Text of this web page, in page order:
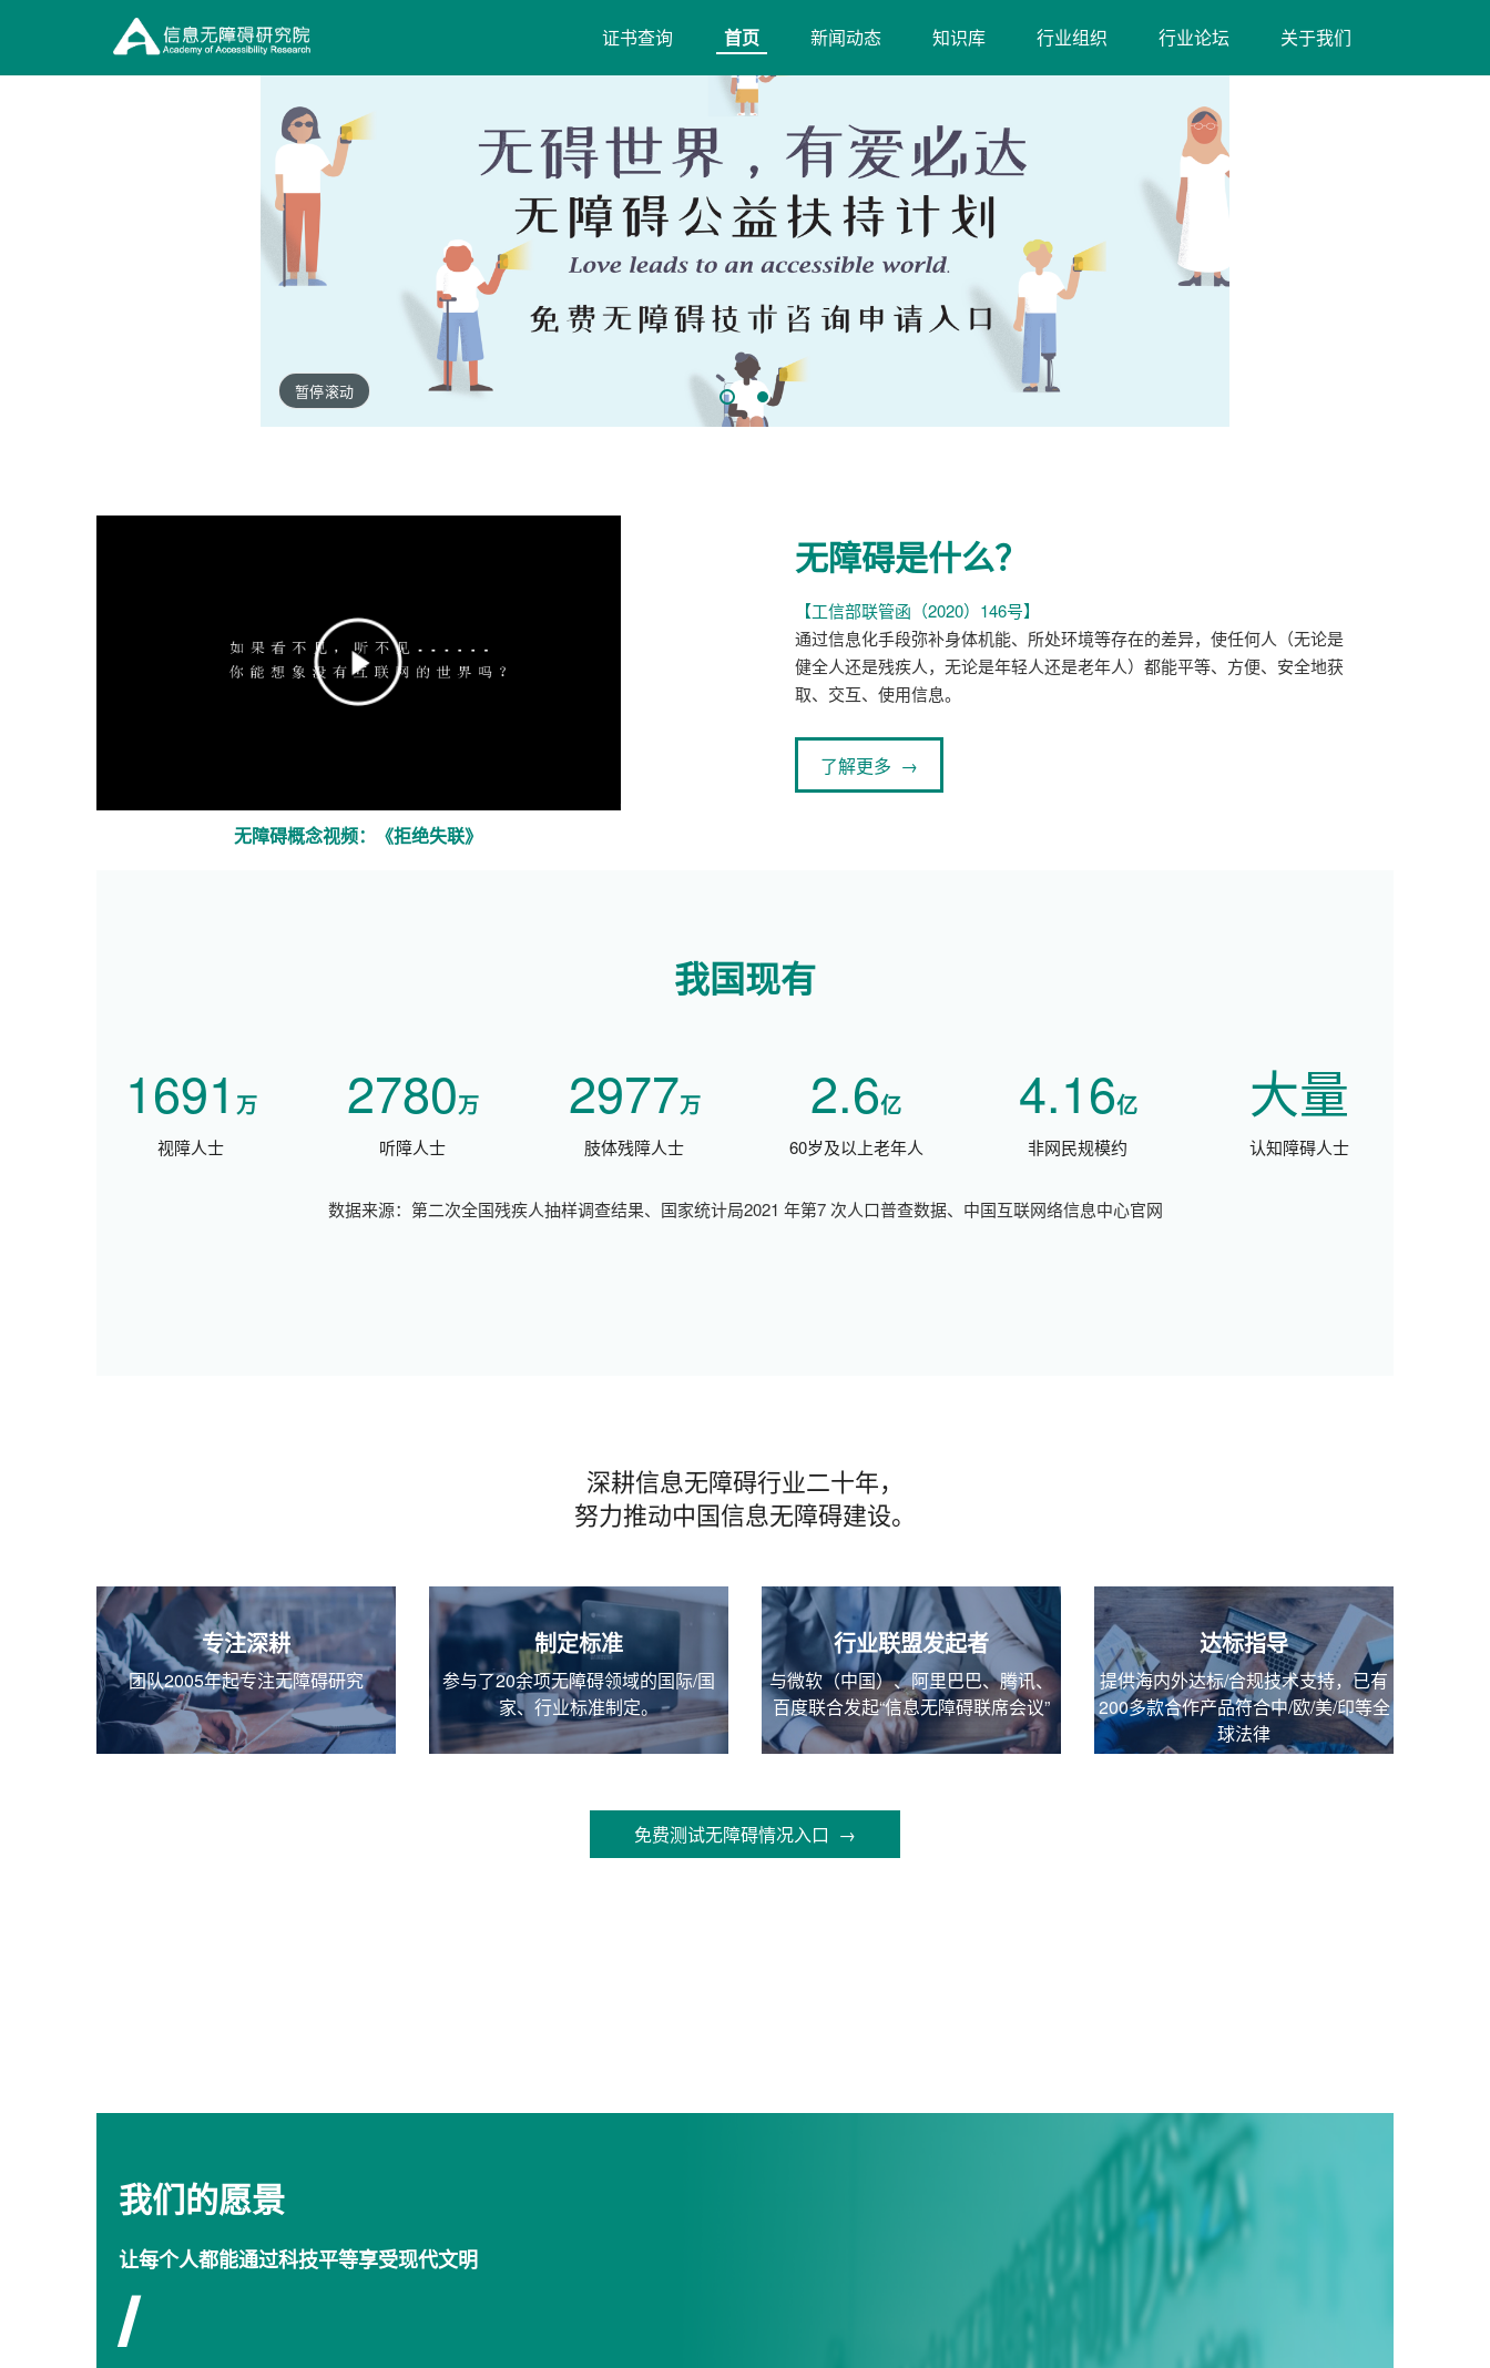
信
息 证书查询 首页 新闻动态 知识库 行业组织
窗
行业论坛（在
窗
关于我们
暂停滚动
无障碍概念视频：《拒绝失联》
无障碍是什么？
【工信部联管函（2020）146号】
通过信息化手段弥补身体机能、所处环境等存在的差异，使任何人（无论是
健全人还是残疾人，无论是年轻人还是老年人）都能平等、方便、安全地获
取、交互、使用信息。
了解更多 →
我国现有
1691 万
视障人士
2780万
听障人士
2977万
肢体残障人士
2.6亿
60岁及以上老年人
4.16亿
非网民规模约
大量
认知障碍人士
数据来源：第二次全国残疾人抽样调查结果、国家统计局2021 年第7 次人口普查数据、中国互联网络信息中心官网
深耕信息无障碍行业二十年，
努力推动中国信息无障碍建设。
专注深耕
团队2005年起专注无障碍研究
制定标准
参与了20余项无障碍领域的国际/国
家、行业标准制定。
行业联盟发起者
与微软（中国）、阿里巴巴、腾讯、
百度联合发起“信息无障碍联席会议”
达标指导
提供海内外达标/合规技术支持，已有
200多款合作产品符合中/欧/美/印等全
球法律
免费测试无障碍情况入口 →
我们的愿景
让每个人都能通过科技平等享受现代文明
/